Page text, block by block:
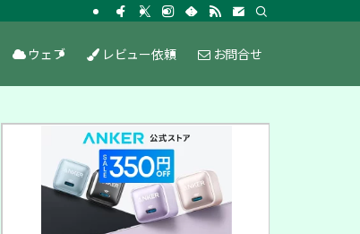
ウェブ レビュー依頼 お問合せ